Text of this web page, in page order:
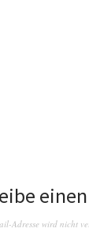
Adresse wird nicht